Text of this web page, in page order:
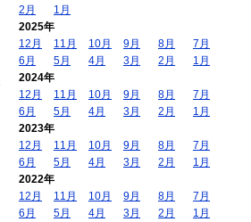
2月
1月
2025年
12月
11月 10月 9月 8月
7月
6月
5月 4月 3月 2月
1月
2024年
12月
11月 10月 9月 8月
7月
6月
5月 4月 3月 2月
1月
2023年
12月
11月 10月 9月 8月
7月
6月
5月 4月 3月 2月
1月
2022年
12月
11月 10月 9月 8月
7月
6月
5月 4月 3月 2月
1月